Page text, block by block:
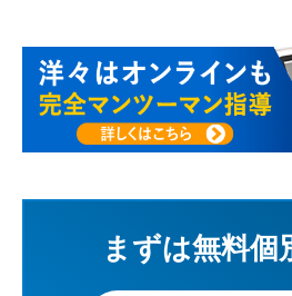
まずは無料個